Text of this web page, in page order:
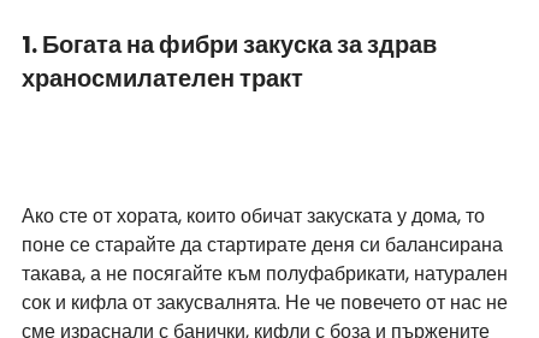
1. Богата на фибри закуска за здрав
храносмилателен тракт
Ако сте от хората, които обичат закуската у дома, то
поне се старайте да стартирате деня си балансирана
такава, а не посягайте към полуфабрикати, натурален
сок и кифла от закусвалнята. Не че повечето от нас не
сме израснали с банички, кифли с боза и пържените